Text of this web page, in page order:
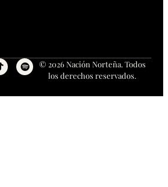
© 2026 Nación Norteña. Todos
los derechos reservados.